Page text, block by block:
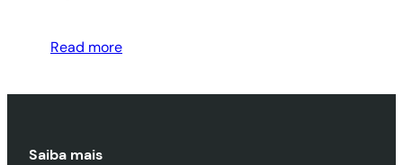
Read more
Saiba mais